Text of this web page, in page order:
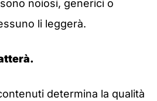
noiosi, generici o
li leggerà.
determina la qualità